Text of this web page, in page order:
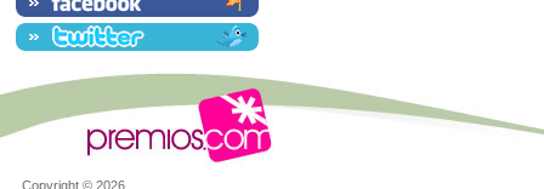
Copyright © 2026.